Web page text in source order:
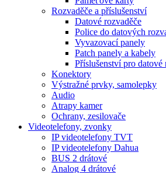
Rozvaděče a příslušenství
Datové rozvaděče
Police do datových
Vyvazovací panely
Patch panely a kabely
Příslušenství pro datové
Konektory
Výstražné prvky, samolepky
Audio
Atrapy kamer
Ochrany, zesilovače
Videotelefony, zvonky
IP videotelefony TVT
IP videotelefony Dahua
BUS 2 drátové
Analog 4 drátové